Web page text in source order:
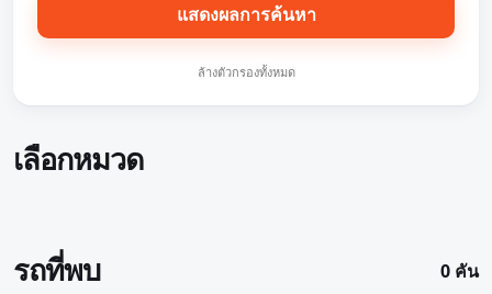
แสดงผลการค้นหา
ล้างตัวกรองทั้งหมด
เลือกหมวด
รถที่พบ 0 คัน